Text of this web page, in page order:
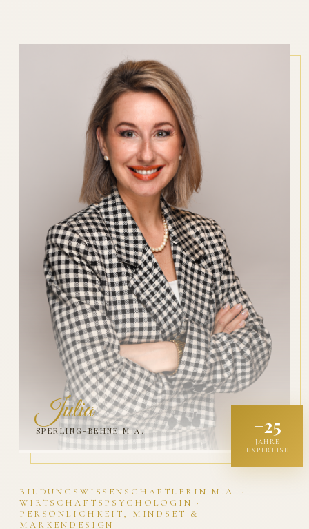
BILDUNGSWISSENSCHAFTLERIN M.A. ·
WIRTSCHAFTSPSYCHOLOGIN ·
PERSÖNLICHKEIT, MINDSET &
MARKENDESIGN
Julia
SPERLING-BEHNE M.A. +25
JAHRE
EXPERTISE